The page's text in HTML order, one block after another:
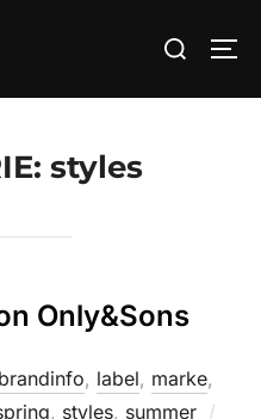
Suchen
styles
Only&Sons
brandinfo, label, marke,
, styles, summer